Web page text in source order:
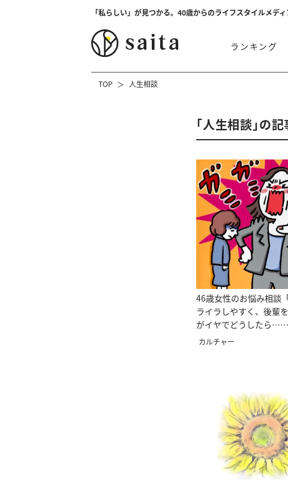
「私らしい」が見つかる。40歳からのライフスタイルメディ
ランキング
TOP 人生相談
「人生相談」の
46歳女性のお悩み相談
ライラしやすく、後輩
がイヤでどうしたら……
カルチャー